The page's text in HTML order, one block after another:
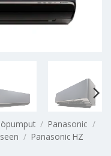
/ Panasonic /
/ Panasonic HZ